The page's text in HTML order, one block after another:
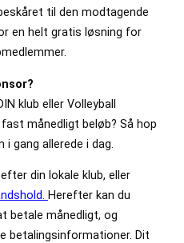
til den modtagende
en helt gratis løsning for
klub eller Volleyball
månedligt beløb? Så hop
i gang allerede i dag.
din lokale klub, eller
Herefter kan du
betale månedligt, og
betalingsinformationer. Dit